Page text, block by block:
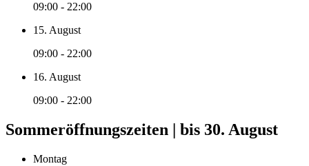
09:00 - 22:00
15. August
09:00 - 22:00
16. August
09:00 - 22:00
Sommeröffnungszeiten | bis 30. August
Montag